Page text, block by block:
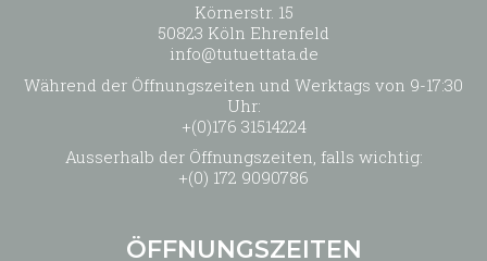
Körnerstr. 15
50823 Köln Ehrenfeld
info@tutuettata.de
Während der Öffnungszeiten und Werktags von 9-17:30
Uhr:
+(0)176 31514224
Ausserhalb der Öffnungszeiten, falls wichtig:
+(0) 172 9090786
ÖFFNUNGSZEITEN